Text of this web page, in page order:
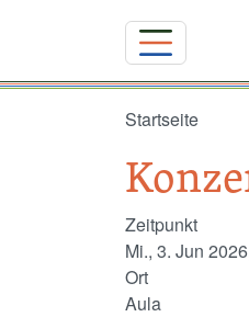
Startseite
Zeitpunkt
Mi., 3. Jun
Ort
Aula